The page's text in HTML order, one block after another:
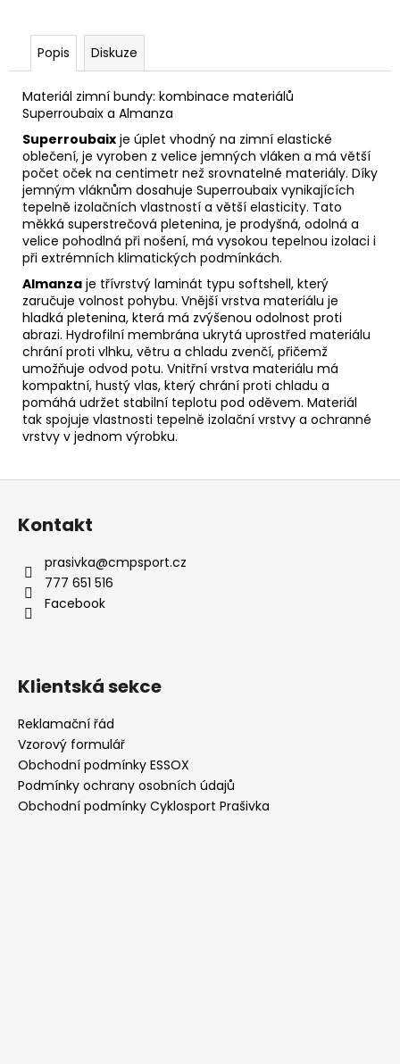
Popis Diskuze
Materiál zimní bundy: kombinace materiálů
Superroubaix a Almanza
Superroubaix je úplet vhodný na zimní elastické
oblečení, je vyroben z velice jemných vláken a má větší
počet oček na centimetr než srovnatelné materiály. Díky
jemným vláknům dosahuje Superroubaix vynikajících
tepelně izolačních vlastností a větší elasticity. Tato
měkká superstrečová pletenina, je prodyšná, odolná a
velice pohodlná při nošení, má vysokou tepelnou izolaci i
při extrémních klimatických podmínkách.
Almanza je třívrstvý laminát typu softshell, který
zaručuje volnost pohybu. Vnější vrstva materiálu je
hladká pletenina, která má zvýšenou odolnost proti
abrazi. Hydrofilní membrána ukrytá uprostřed materiálu
chrání proti vlhku, větru a chladu zvenčí, přičemž
umožňuje odvod potu. Vnitřní vrstva materiálu má
kompaktní, hustý vlas, který chrání proti chladu a
pomáhá udržet stabilní teplotu pod oděvem. Materiál
tak spojuje vlastnosti tepelně izolační vrstvy a ochranné
vrstvy v jednom výrobku.
Kontakt
prasivka@cmpsport.cz
777 651 516
Facebook
Klientská sekce
Reklamační řád
Vzorový formulář
Obchodní podmínky ESSOX
Podmínky ochrany osobních údajů
Obchodní podmínky Cyklosport Prašivka